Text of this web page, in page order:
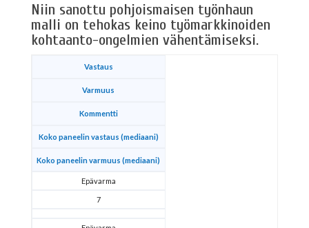
Niin sanottu pohjoismaisen työnhaun
malli on tehokas keino työmarkkinoiden
kohtaanto-ongelmien vähentämiseksi.
Vastaus
Varmuus
Kommentti
Koko paneelin vastaus (mediaani)
Koko paneelin varmuus (mediaani)
Epävarma
7